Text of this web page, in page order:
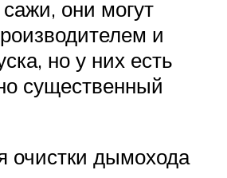
они могут
и
но у них есть
существенный
очистки дымохода